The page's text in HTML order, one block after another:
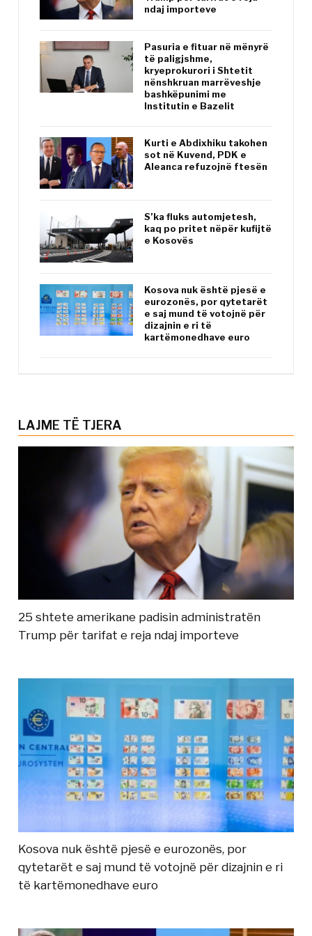
ndaj importeve
Pasuria e fituar në mënyrë
të paligjshme,
kryeprokurori i Shtetit
nënshkruan marrëveshje
bashkëpunimi me
Institutin e Bazelit
Kurti e Abdixhiku takohen
sot në Kuvend, PDK e
Aleanca refuzojnë ftesën
S’ka fluks automjetesh,
kaq po pritet nëpër kufijtë
e Kosovës
Kosova nuk është pjesë e
eurozonës, por qytetarët
e saj mund të votojnë për
dizajnin e ri të
kartëmonedhave euro
LAJME TË TJERA
25 shtete amerikane padisin administratën
Trump për tarifat e reja ndaj importeve
Kosova nuk është pjesë e eurozonës, por
qytetarët e saj mund të votojnë për dizajnin e ri
të kartëmonedhave euro